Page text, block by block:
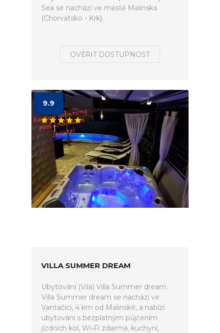
Sea se nachází ve městě Malinska
(Chorvatsko - Krk).
OVĚŘIT DOSTUPNOST
9.9
VILLA SUMMER DREAM
Ubytování (Vila) Villa Summer dream.
Villa Summer dream se nachází ve
Vantačići, 4 km od Malinské, a nabízí
ubytování s bezplatným půjčením
jízdních kol, Wi-Fi zdarma, kuchyní,